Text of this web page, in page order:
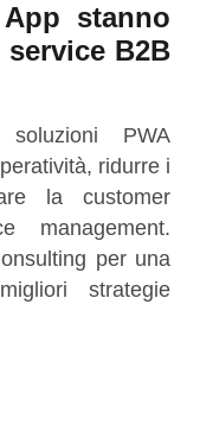
stanno
B2B
soluzioni PWA
ridurre i
la customer
management.
per una
strategie